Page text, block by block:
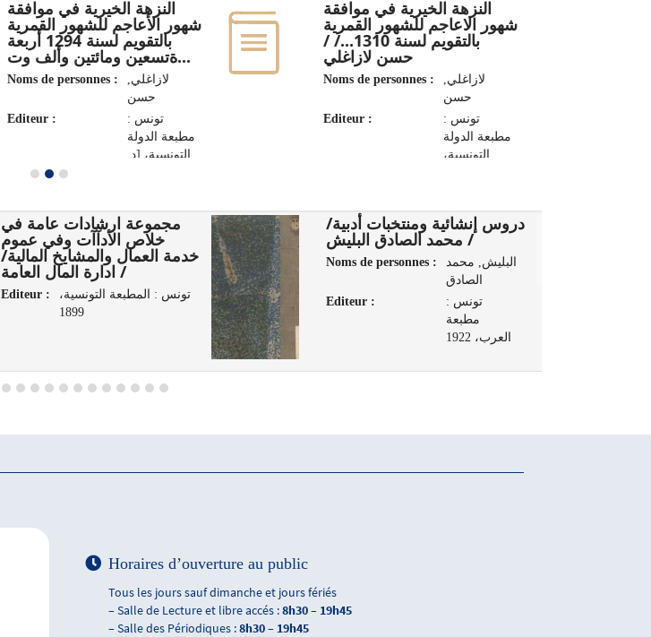
النزهة الخيرية في موافقة
شهور الأعاجم للشهور القمرية
بالتقويم لسنة 1294 أربعة
ةتسعين ومائتين وألف وت...
Noms de personnes :
لازاغلي,
حسن
Editeur :
تونس :
مطبعة الدولة
التونسية، [د.
النزهة الخيرية في موافقة
شهور الاعاجم للشهور القمرية
بالتقويم لسنة 1310.../ /
حسن لازاغلي
Noms de personnes :
لازاغلي,
حسن
Editeur :
تونس :
مطبعة الدولة
التونسية،
مجموعة ارشادات عامة في
خلاص الأدآآت وفي عموم
خدمة العمال والمشايخ المالية/
/ ادارة المال العامة
Editeur :
تونس : المطبعة التونسية،
1899
دروس إنشائية ومنتخبات أدبية/
/ محمد الصادق البليش
Noms de personnes :
البليش, محمد
الصادق
Editeur :
تونس :
مطبعة
العرب، 1922
Horaires d’ouverture au public
Tous les jours sauf dimanche et jours fériés
– Salle de Lecture et libre accés :8h30 – 19h45
– Salle des Périodiques :8h30 – 19h45